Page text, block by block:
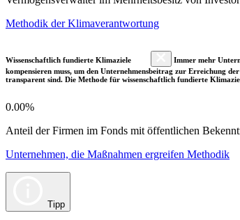
Methodik der Klimaverantwortung
Wissenschaftlich fundierte Klimaziele
Immer mehr
kompensieren muss, um den Unternehmensbeitrag zur Erreichung
transparent sind. Die Methode für wissenschaftlich fundierte
0.00%
Anteil der Firmen im Fonds mit öffentlichen
Unternehmen, die Maßnahmen ergreifen Methodik
Tipp